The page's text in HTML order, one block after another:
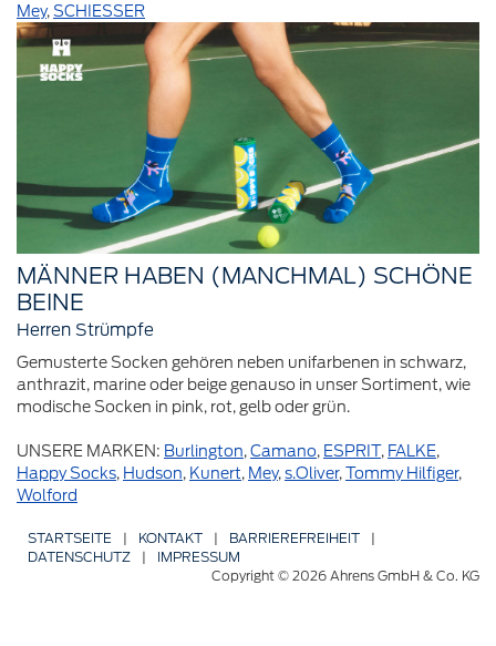
Mey,SCHIESSER
MÄNNER HABEN (MANCHMAL) SCHÖNE
BEINE
Herren Strümpfe
Gemusterte Socken gehören neben unifarbenen in schwarz,
anthrazit, marine oder beige genauso in unser Sortiment, wie
modische Socken in pink, rot, gelb oder grün.
UNSERE MARKEN: Burlington,Camano, ESPRIT, FALKE,
Happy Socks, Hudson, Kunert, Mey,s.Oliver,Tommy Hilfiger,
Wolford
STARTSEITE | KONTAKT | BARRIERE­FREIHEIT
|
DATENSCHUTZ
|
IMPRESSUM
Copyright © 2026 Ahrens GmbH & Co. KG